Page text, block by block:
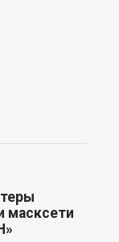
масксети